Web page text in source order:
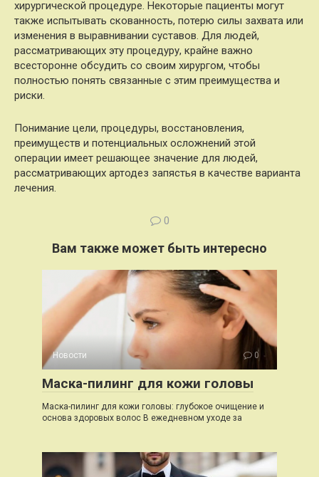
хирургической процедуре. Некоторые пациенты могут
также испытывать скованность, потерю силы захвата или
изменения в выравнивании суставов. Для людей,
рассматривающих эту процедуру, крайне важно
всесторонне обсудить со своим хирургом, чтобы
полностью понять связанные с этим преимущества и
риски.
Понимание цели, процедуры, восстановления,
преимуществ и потенциальных осложнений этой
операции имеет решающее значение для людей,
рассматривающих артодез запястья в качестве варианта
лечения.
0
Вам также может быть интересно
Новости 0
Маска-пилинг для кожи головы
Маска-пилинг для кожи головы: глубокое очищение и
основа здоровых волос В ежедневном уходе за